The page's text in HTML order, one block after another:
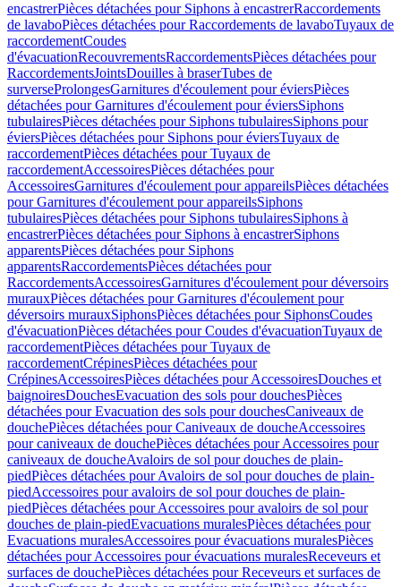
encastrerPièces détachées pour Siphons à encastrerRaccordements
de lavaboPièces détachées pour Raccordements de lavaboTuyaux de
raccordementCoudes
d'évacuationRecouvrementsRaccordementsPièces détachées pour
RaccordementsJointsDouilles à braserTubes de
surverseProlongesGarnitures d'écoulement pour éviersPièces
détachées pour Garnitures d'écoulement pour éviersSiphons
tubulairesPièces détachées pour Siphons tubulairesSiphons pour
éviersPièces détachées pour Siphons pour éviersTuyaux de
raccordementPièces détachées pour Tuyaux de
raccordementAccessoiresPièces détachées pour
AccessoiresGarnitures d'écoulement pour appareilsPièces détachées
pour Garnitures d'écoulement pour appareilsSiphons
tubulairesPièces détachées pour Siphons tubulairesSiphons à
encastrerPièces détachées pour Siphons à encastrerSiphons
apparentsPièces détachées pour Siphons
apparentsRaccordementsPièces détachées pour
RaccordementsAccessoiresGarnitures d'écoulement pour déversoirs
murauxPièces détachées pour Garnitures d'écoulement pour
déversoirs murauxSiphonsPièces détachées pour SiphonsCoudes
d'évacuationPièces détachées pour Coudes d'évacuationTuyaux de
raccordementPièces détachées pour Tuyaux de
raccordementCrépinesPièces détachées pour
CrépinesAccessoiresPièces détachées pour AccessoiresDouches et
baignoiresDouchesEvacuation des sols pour douchesPièces
détachées pour Evacuation des sols pour douchesCaniveaux de
douchePièces détachées pour Caniveaux de doucheAccessoires
pour caniveaux de douchePièces détachées pour Accessoires pour
caniveaux de doucheAvaloirs de sol pour douches de plain-
piedPièces détachées pour Avaloirs de sol pour douches de plain-
piedAccessoires pour avaloirs de sol pour douches de plain-
piedPièces détachées pour Accessoires pour avaloirs de sol pour
douches de plain-piedEvacuations muralesPièces détachées pour
Evacuations muralesAccessoires pour évacuations muralesPièces
détachées pour Accessoires pour évacuations muralesReceveurs et
surfaces de douchePièces détachées pour Receveurs et surfaces de